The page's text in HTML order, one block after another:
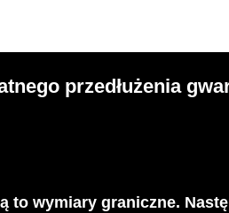
przedłużenia
to wymiary graniczne.